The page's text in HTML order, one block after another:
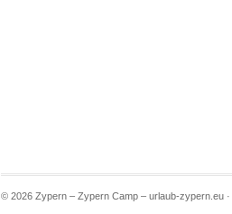
© 2026 Zypern – Zypern Camp – urlaub-zypern.eu ·